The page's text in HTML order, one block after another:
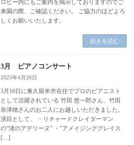
ロビー内にもご案内を掲示しておりますのでご
来園の際、ご確認ください。 ご協力のほどよろ
しくお願いいたします。
続きを読む
3月 ピアノコンサート
2025年4月20日
3月16日に東久留米市在住でプロのピアニスト
として活躍されている 竹田 悠一郎さん、竹田
奈津穂さんのお二人にお越しいただきました。
演目として、 ・リチャードクレイダーマン
の”渚のアデリーヌ” ・”アメイジンググレイス
[…]